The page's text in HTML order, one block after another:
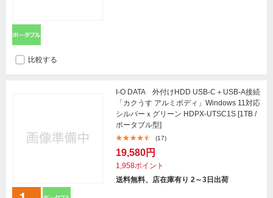
比較する
I-O DATA 外付けHDD USB-C＋USB-A接続
「カクうす アルミボディ」Windows 11対応
シルバーｘグリーン HDPX-UTSC1S [1TB /
ポータブル型]
(17)
19,580円
1,958ポイント
送料無料、店在庫有り 2～3日出荷